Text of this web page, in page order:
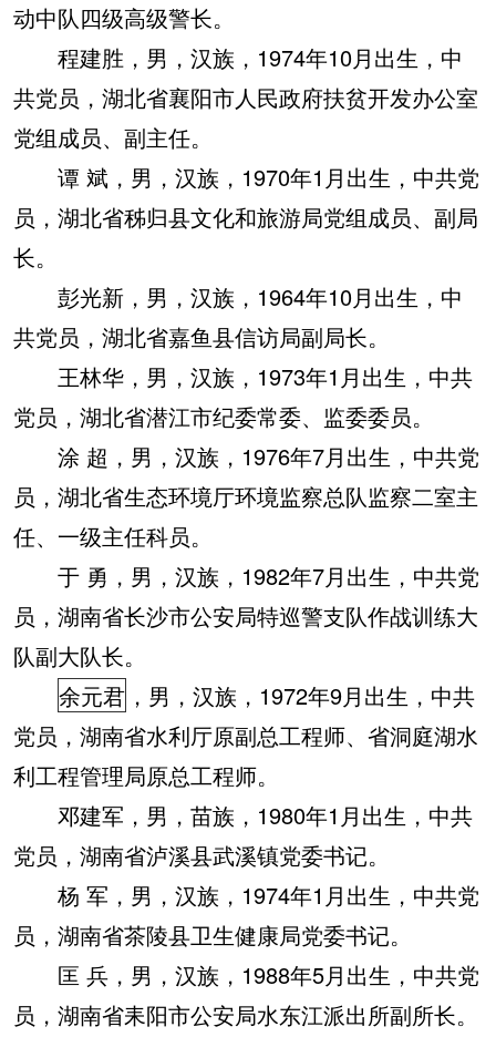
动中队四级高级警长。
程建胜，男，汉族，1974年10月出生，中
共党员，湖北省襄阳市人民政府扶贫开发办公室
党组成员、副主任。
谭 斌，男，汉族，1970年1月出生，中共党
员，湖北省秭归县文化和旅游局党组成员、副局
长。
彭光新，男，汉族，1964年10月出生，中
共党员，湖北省嘉鱼县信访局副局长。
王林华，男，汉族，1973年1月出生，中共
党员，湖北省潜江市纪委常委、监委委员。
涂 超，男，汉族，1976年7月出生，中共党
员，湖北省生态环境厅环境监察总队监察二室主
任、一级主任科员。
于 勇，男，汉族，1982年7月出生，中共党
员，湖南省长沙市公安局特巡警支队作战训练大
队副大队长。
余元君 ，男，汉族，1972年9月出生，中共
党员，湖南省水利厅原副总工程师、省洞庭湖水
利工程管理局原总工程师。
邓建军，男，苗族，1980年1月出生，中共
党员，湖南省泸溪县武溪镇党委书记。
杨 军，男，汉族，1974年1月出生，中共党
员，湖南省茶陵县卫生健康局党委书记。
匡 兵，男，汉族，1988年5月出生，中共党
员，湖南省耒阳市公安局水东江派出所副所长。